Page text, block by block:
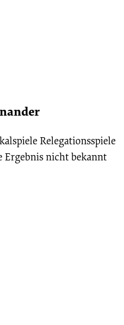
Relegationsspiele
Ergebnis nicht bekannt